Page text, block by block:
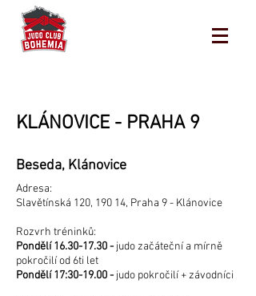
KLÁNOVICE - PRAHA 9
Beseda, Klánovice
Adresa:
Slavětínská 120, 190 14, Praha 9 - Klánovice
Rozvrh tréninků:
Pondělí16.30-17.30- judo začáteční a mírně
pokročilí od 6ti let
Pondělí 17:30-19.00 - judo pokročilí + závodníci